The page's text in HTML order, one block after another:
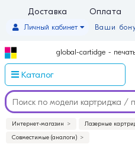
Доставка Оплата
Ваши
Личный кабинет
global-cartidge -
Каталог
Интернет-магазин Лазерные
Совместимые (аналоги)